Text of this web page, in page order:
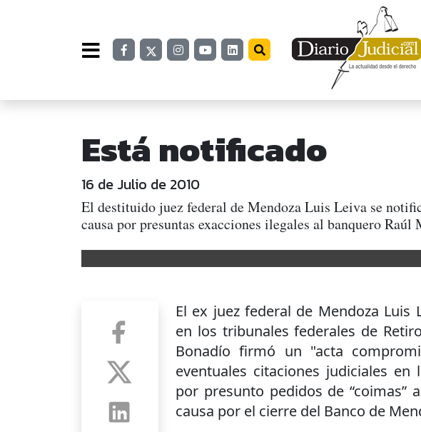
Está notificado
16 de Julio de 2010
El destituido juez federal de Mendoza Luis Leiva se
causa por presuntas exacciones ilegales al banquero Raúl
El ex juez federal de Mendoza Luis
en los tribunales federales de
Bonadío firmó un "acta
eventuales citaciones judiciales
por presunto pedidos de “coimas”
causa por el cierre del Banco de